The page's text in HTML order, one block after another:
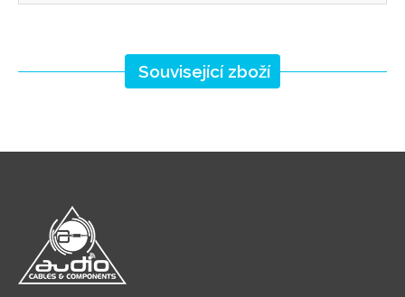
Související zboží